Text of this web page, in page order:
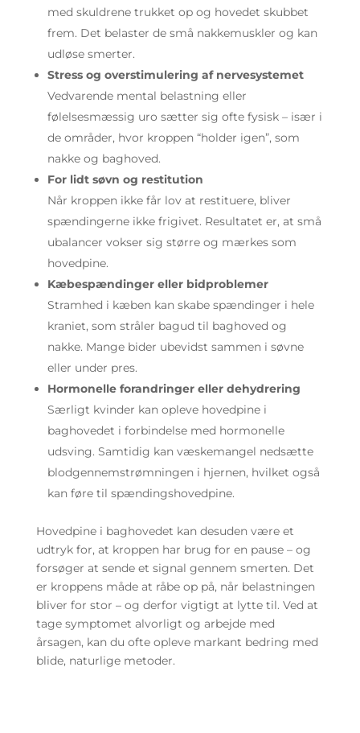
med skuldrene trukket op og hovedet skubbet
frem. Det belaster de små nakkemuskler og kan
udløse smerter.
Stress og overstimulering af nervesystemet
Vedvarende mental belastning eller
følelsesmæssig uro sætter sig ofte fysisk – især i
de områder, hvor kroppen “holder igen”, som
nakke og baghoved.
For lidt søvn og restitution
Når kroppen ikke får lov at restituere, bliver
spændingerne ikke frigivet. Resultatet er, at små
ubalancer vokser sig større og mærkes som
hovedpine.
Kæbespændinger eller bidproblemer
Stramhed i kæben kan skabe spændinger i hele
kraniet, som stråler bagud til baghoved og
nakke. Mange bider ubevidst sammen i søvne
eller under pres.
Hormonelle forandringer eller dehydrering
Særligt kvinder kan opleve hovedpine i
baghovedet i forbindelse med hormonelle
udsving. Samtidig kan væskemangel nedsætte
blodgennemstrømningen i hjernen, hvilket også
kan føre til spændingshovedpine.
Hovedpine i baghovedet kan desuden være et
udtryk for, at kroppen har brug for en pause – og
forsøger at sende et signal gennem smerten. Det
er kroppens måde at råbe op på, når belastningen
bliver for stor – og derfor vigtigt at lytte til. Ved at
tage symptomet alvorligt og arbejde med
årsagen, kan du ofte opleve markant bedring med
blide, naturlige metoder.